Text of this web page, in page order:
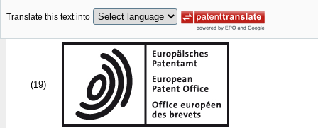
Translate this text into
(19)